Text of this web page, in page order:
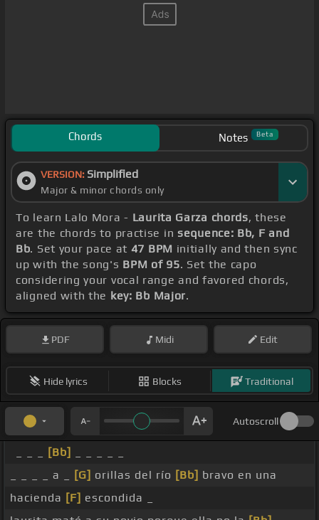
Chords Notes Beta
VERSION: Simplified
Major & minor chords only
To learn Lalo Mora - Laurita Garza chords, these
are the chords to practise in sequence: Bb, F and
Bb. Set your pace at 47 BPM initially and then sync
up with the song's BPM of 95. Set the capo
considering your vocal range and favored chords,
aligned with the key: Bb Major.
PDF Midi Edit
Hide lyrics Blocks Traditional
Autoscroll
[Bb]
_ _ _ _ a _
[G] orillas del río [Bb] bravo en una
hacienda [F] escondida _